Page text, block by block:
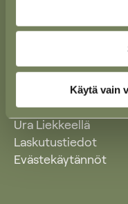
Käytä vain
useilla eri
Ajankohtaista
Ura Liekkeellä
Laskutustiedot
Evästekäytännöt